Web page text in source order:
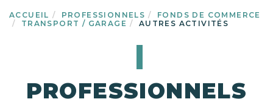
ACCUEIL PROFESSIONNELS
FONDS DE COMMERCE
TRANSPORT / GARAGE
AUTRES ACTIVITÉS
PROFESSIONNELS